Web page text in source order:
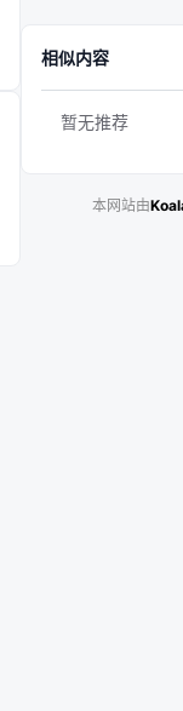
相似内容
暂无推荐
本网站由